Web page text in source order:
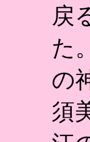
戻
た
の
須